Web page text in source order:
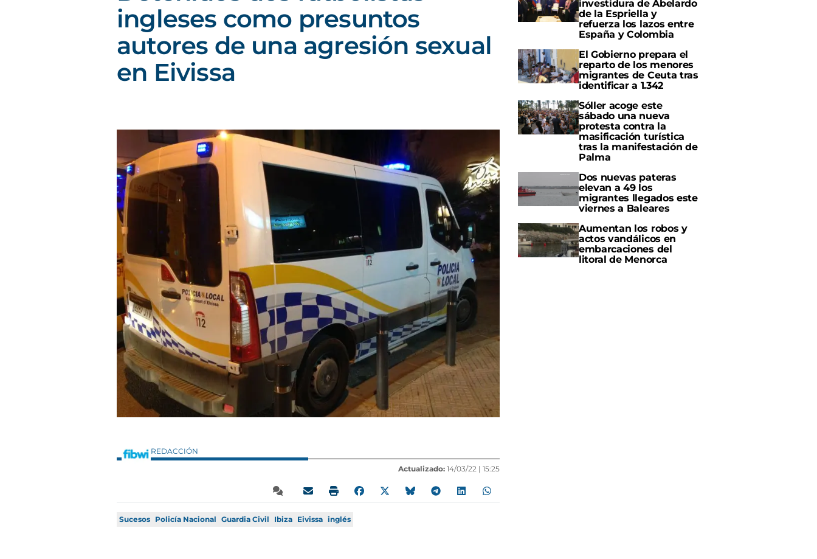
ingleses como presuntos
autores de una agresión sexual
en Eivissa
REDACCIÓN
Actualizado: 14/03/22 | 15:25
Sucesos Policía Nacional Guardia Civil Ibiza Eivissa inglés
investidura de Abelardo
de la Espriella y
refuerza los lazos entre
España y Colombia
El Gobierno prepara el
reparto de los menores
migrantes de Ceuta tras
identificar a 1.342
Sóller acoge este
sábado una nueva
protesta contra la
masificación turística
tras la manifestación de
Palma
Dos nuevas pateras
elevan a 49 los
migrantes llegados este
viernes a Baleares
Aumentan los robos y
actos vandálicos en
embarcaciones del
litoral de Menorca